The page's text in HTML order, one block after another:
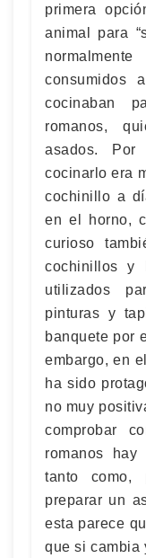
primera
animal para
consumidos
cocinaban
romanos,
asados.
cocinarlo era
cochinillo a
en el horno,
curioso
cochinillos y
utilizados
pinturas y
banquete por
embargo, en
ha sido
no muy
comprobar
romanos
tanto como,
preparar un
esta parece
que si cambia